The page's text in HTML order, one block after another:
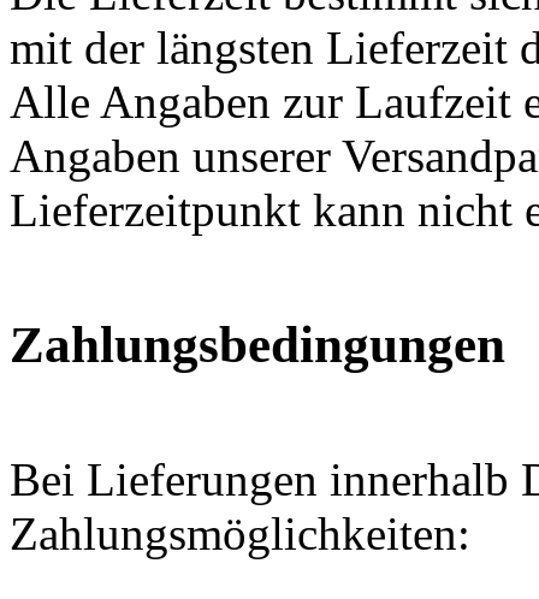
mit der längsten Lieferzeit
Alle Angaben zur Laufzeit
Angaben unserer
Lieferzeitpunkt kann nicht
Zahlungsbedingungen
Bei Lieferungen innerhalb
Zahlungsmöglichkeiten: